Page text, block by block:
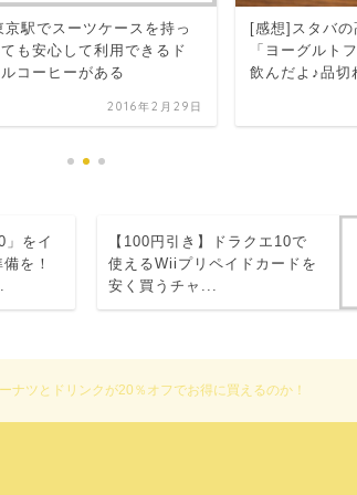
京駅でスーツケースを持っ
も安心して利用できるド
ルコーヒーがある
2016年2月29日
[感想]スタバ
「ヨーグルト
飲んだよ♪品切
」をイ
を！
【100円引き】ドラクエ10で
使えるWiiプリペイドカードを
安く買うチャ...
ナツとドリンクが20％オフでお得に買えるのか！